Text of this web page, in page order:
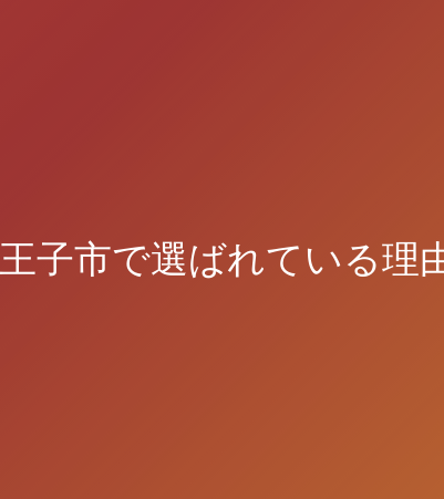
子市で選ばれている理